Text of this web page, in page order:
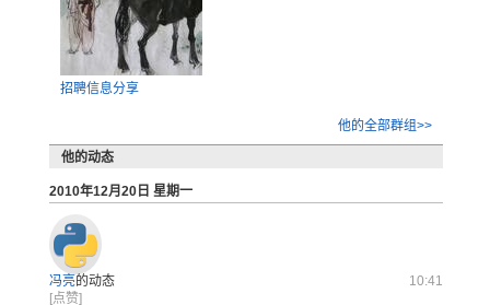
招聘信息分享
他的全部群组>>
他的动态
2010年12月20日 星期一
冯亮的动态
10:41
[点赞]